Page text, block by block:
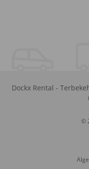
Dockx Rental -
©